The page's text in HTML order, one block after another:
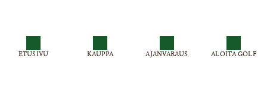
ETUSIVU KAUPPA AJANVARAUS ALOITA GOLF